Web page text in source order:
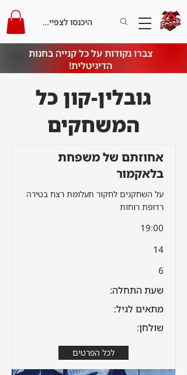
צברו נקודות על כל קנייה בחנות
הדיגיטלית!
היכנסו לצפייה בקרדיט
גובלין-קון כל
המשחקים
אחוזתם של משפחת
בלאקמור
על השחקנים לחקור תעלומת רצח בטירה
רדופת רוחות
19:00
14
6
שעת התחלה:
מתאים לגיל:
שולחן:
לכל הפרטים